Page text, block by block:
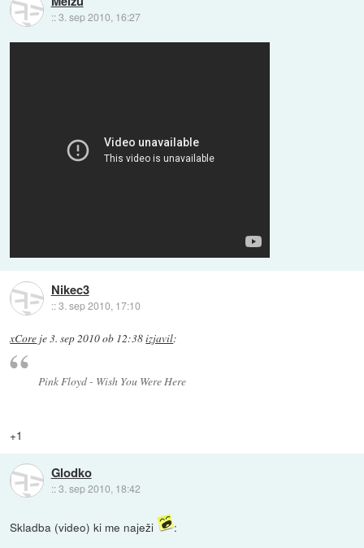
::3. sep 2010, 16:27
Nikec3
::3. sep 2010, 17:10
xCore je3. sep 2010 ob 12:38izjavil:
Pink Floyd - Wish You Were Here
+1
Glodko
::3. sep 2010, 18:42
Skladba (video) ki me naježi :